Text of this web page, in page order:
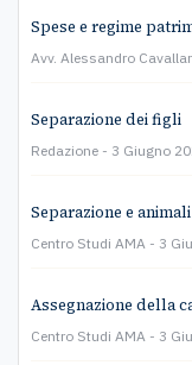
Spese e regime
Avv. Alessandro
Separazione dei figli
Redazione 3 Giugno
Separazione e
Centro Studi AMA 3
Assegnazione della
Centro Studi AMA 3